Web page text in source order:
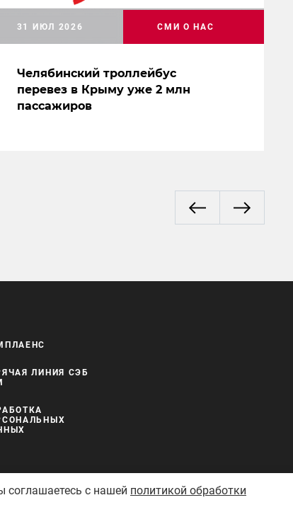
Челябинский троллейбус
перевез в Крыму уже 2 млн
пассажиров
31 ИЮЛ 2026 СМИ О НАС
ЛИНИЯ СЭБ
с нашей политикой обработки